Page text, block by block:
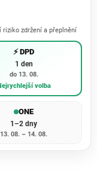
riziko zdržení a přeplnění
⚡ DPD
1 den
do 13. 08.
volba
ONE
1–2 dny
13. 08. – 14. 08.